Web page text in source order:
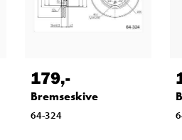
179,-
Bremseskive
64-324